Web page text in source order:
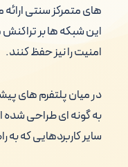
های متمرکز سنتی
این شبکه ها بر
امنیت را نیز حفظ کنند.
در میان پلتفرم های
سایر کاربردهایی که به